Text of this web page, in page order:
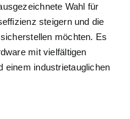
Wahl für
steigern und die
möchten. Es
mit vielfältigen
einem industrietauglichen